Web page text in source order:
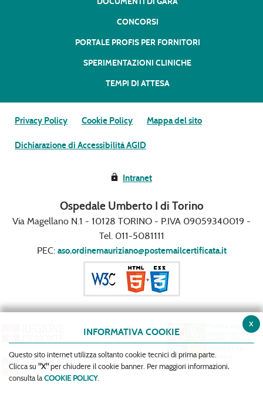
CONCORSI
PORTALE PROFIS PER FORNITORI
SPERIMENTAZIONI CLINICHE
TEMPI DI ATTESA
Privacy Policy Cookie Policy Mappa del sito
Dichiarazione di Accessibilità AGID
Intranet
Ospedale Umberto I di Torino
Via Magellano N.1 - 10128 TORINO - P.IVA 09059340019 -
Tel. 011-5081111
PEC: aso.ordinemauriziano@postemailcertificata.it
x
INFORMATIVA COOKIE
Questo sito internet utilizza soltanto cookie tecnici di prima parte.
Clicca su "X"per chiudere il cookie banner. Per maggiori informazioni,
consulta laCOOKIE POLICY.